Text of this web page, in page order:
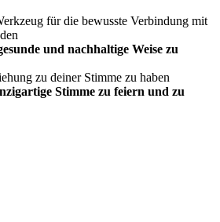
für die bewusste Verbindung mit
und nachhaltige Weise zu
zu deiner Stimme zu haben
Stimme zu feiern und zu